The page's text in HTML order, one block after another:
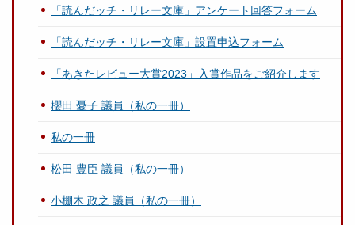
「読んだッチ・リレー文庫」アンケート回答フォーム
「読んだッチ・リレー文庫」設置申込フォーム
「あきたレビュー大賞2023」入賞作品をご紹介します
櫻田 憂子 議員（私の一冊）
私の一冊
松田 豊臣 議員（私の一冊）
小棚木 政之 議員（私の一冊）